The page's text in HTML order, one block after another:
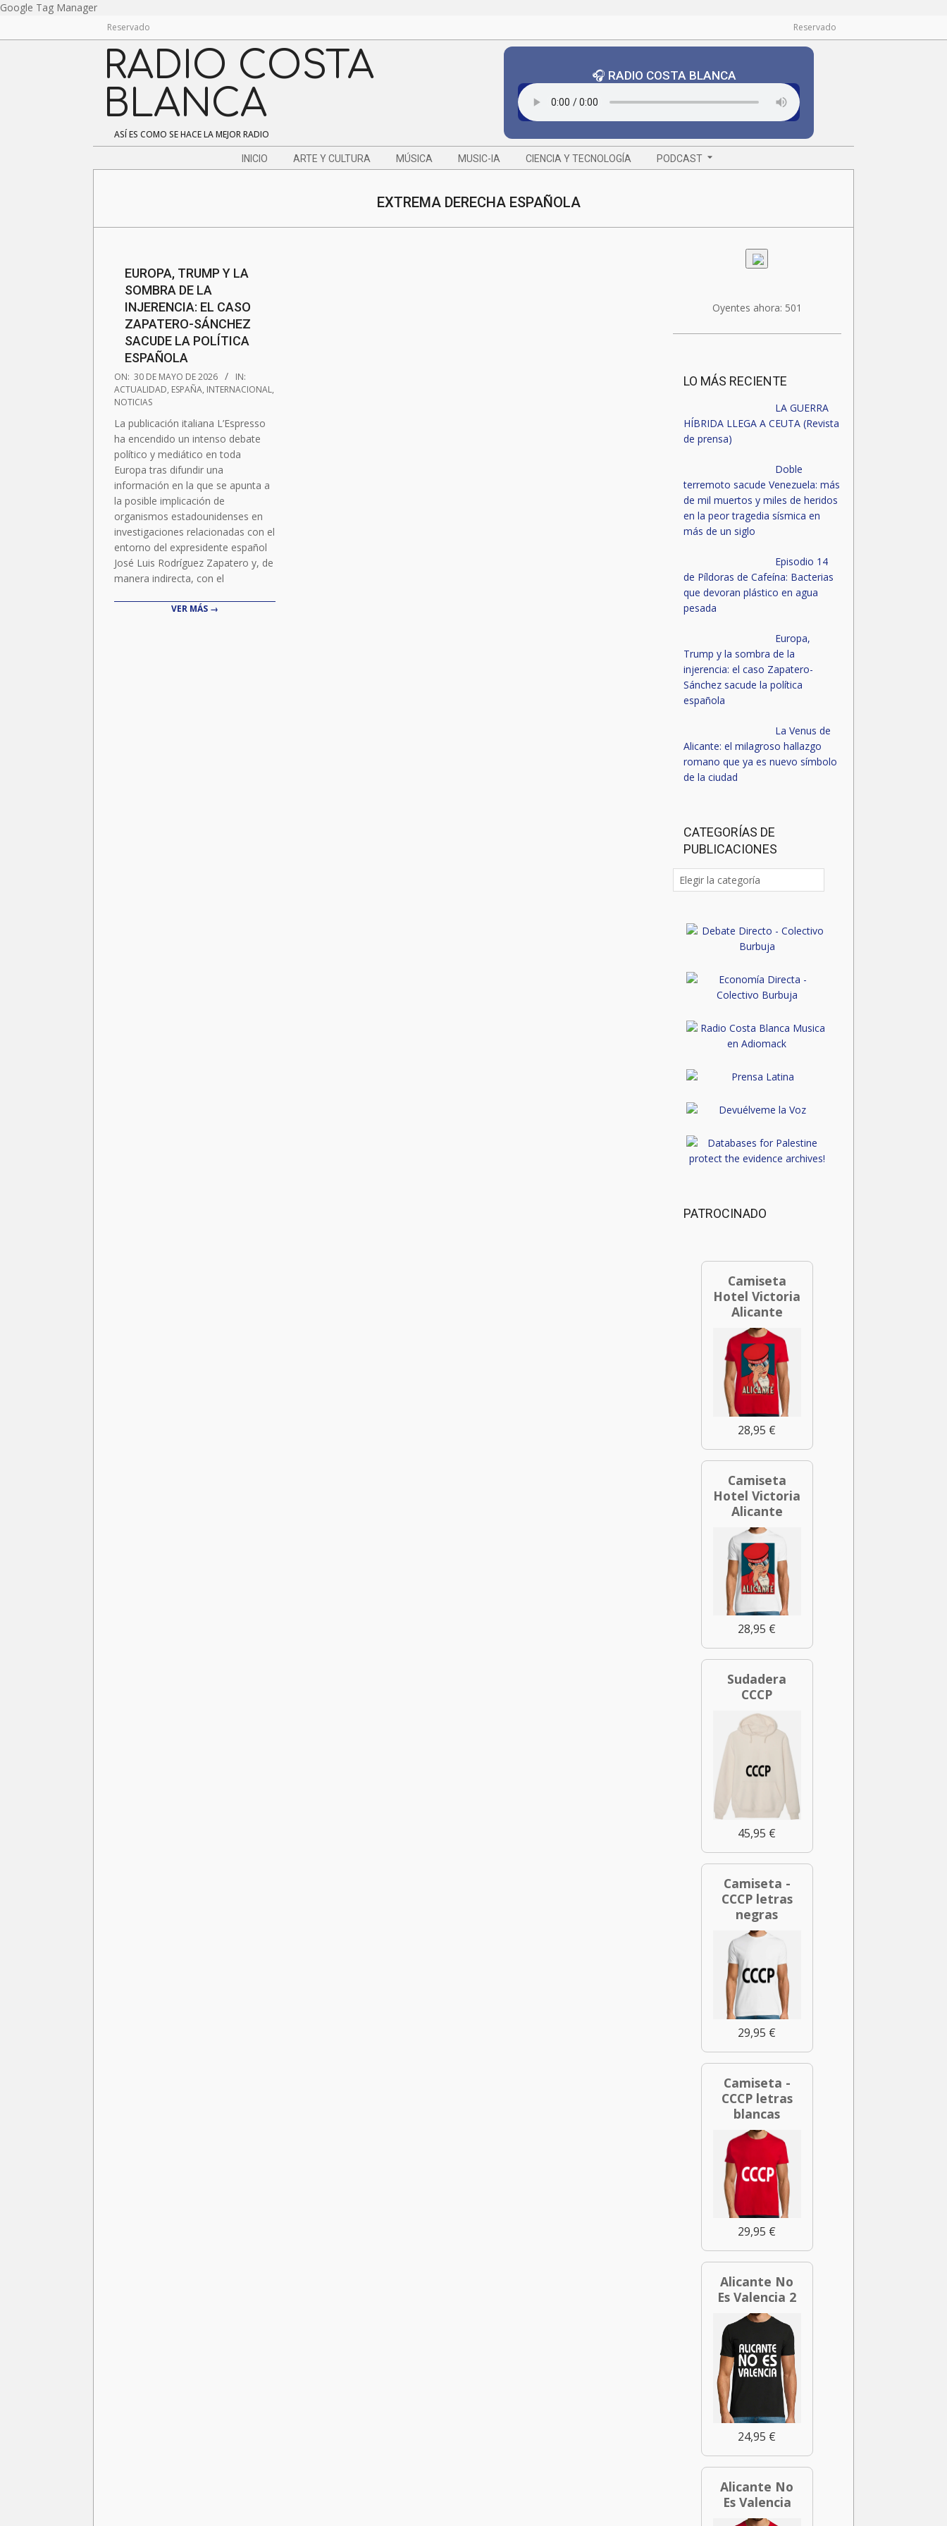
Google Tag ManagerSkip
content
Reservado Reservado
RADIO COSTA
BLANCA
ASÍ ES COMO SE HACE LA MEJOR RADIO
🎧 RADIO COSTA BLANCA
Menu
INICIO ARTE Y CULTURA MÚSICA MUSIC-IA CIENCIA Y TECNOLOGÍA PODCAST
EXTREMA DERECHA ESPAÑOLA
EUROPA, TRUMP Y LA
SOMBRA DE LA
INJERENCIA: EL CASO
ZAPATERO-SÁNCHEZ
SACUDE LA POLÍTICA
ESPAÑOLA
2026-
05-
30
ON: 30 DE MAYO DE 2026
IN:
ACTUALIDAD, ESPAÑA, INTERNACIONAL,
NOTICIAS
La publicación italiana L’Espresso
ha encendido un intenso debate
político y mediático en toda
Europa tras difundir una
información en la que se apunta a
la posible implicación de
organismos estadounidenses en
investigaciones relacionadas con el
entorno del expresidente español
José Luis Rodríguez Zapatero y, de
manera indirecta, con el
VER MÁS →
Oyentes ahora: 501
LO MÁS RECIENTE
LA GUERRA
HÍBRIDA LLEGA A CEUTA (Revista
de prensa)
Doble
terremoto sacude Venezuela: más
de mil muertos y miles de heridos
en la peor tragedia sísmica en
más de un siglo
Episodio 14
de Píldoras de Cafeína: Bacterias
que devoran plástico en agua
pesada
Europa,
Trump y la sombra de la
injerencia: el caso Zapatero-
Sánchez sacude la política
española
La Venus de
Alicante: el milagroso hallazgo
romano que ya es nuevo símbolo
de la ciudad
CATEGORÍAS DE
PUBLICACIONES
Categorías
de
PATROCINADO
Camiseta
Hotel Victoria
Alicante
28,95 €
Camiseta
Hotel Victoria
Alicante
28,95 €
Sudadera
CCCP
45,95 €
Camiseta -
CCCP letras
negras
29,95 €
Camiseta -
CCCP letras
blancas
29,95 €
Alicante No
Es Valencia 2
24,95 €
Alicante No
Es Valencia